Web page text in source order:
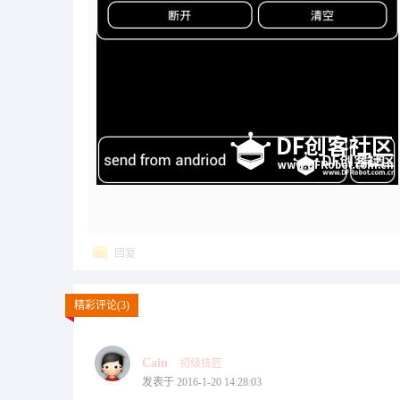
回复
精彩评论(3)
Cain
初级技匠
发表于 2016-1-20 14:28:03